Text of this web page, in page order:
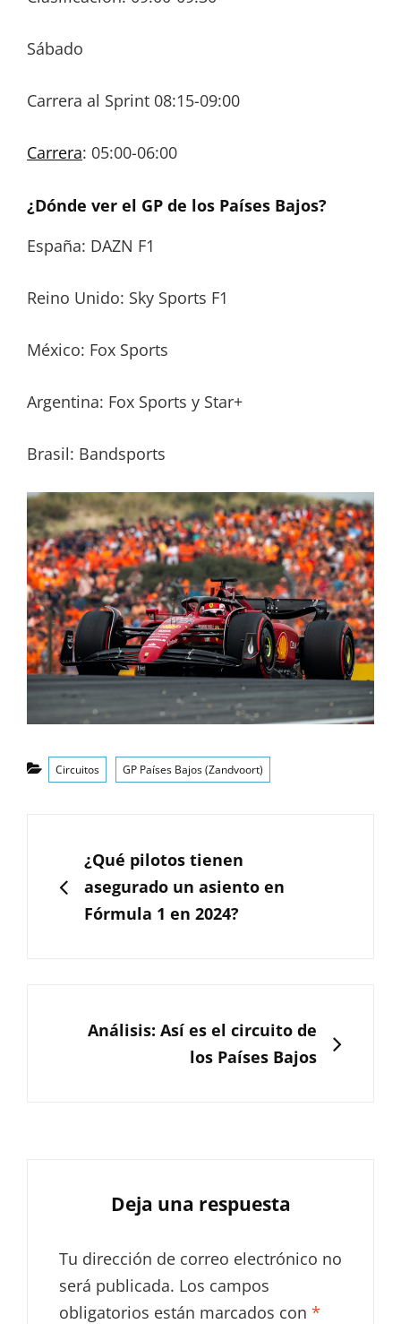
Sábado
Carrera al Sprint 08:15-09:00
Carrera: 05:00-06:00
¿Dónde ver el GP de los Países Bajos?
España: DAZN F1
Reino Unido: Sky Sports F1
México: Fox Sports
Argentina: Fox Sports y Star+
Brasil: Bandsports
Categorías
Circuitos GP Países Bajos (Zandvoort)
entradas
ANTERIOR
¿Qué pilotos tienen
asegurado un asiento en
Fórmula 1 en 2024?
SIGUIENTE
Análisis: Así es el circuito de
los Países Bajos
Deja una respuesta
Tu dirección de correo electrónico no
será publicada. Los campos
obligatorios están marcados con *